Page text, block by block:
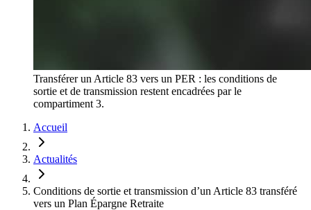
Transférer un Article 83 vers un PER : les conditions de
sortie et de transmission restent encadrées par le
compartiment 3.
Accueil
Actualités
Conditions de sortie et transmission d’un Article 83 transféré
vers un Plan Épargne Retraite